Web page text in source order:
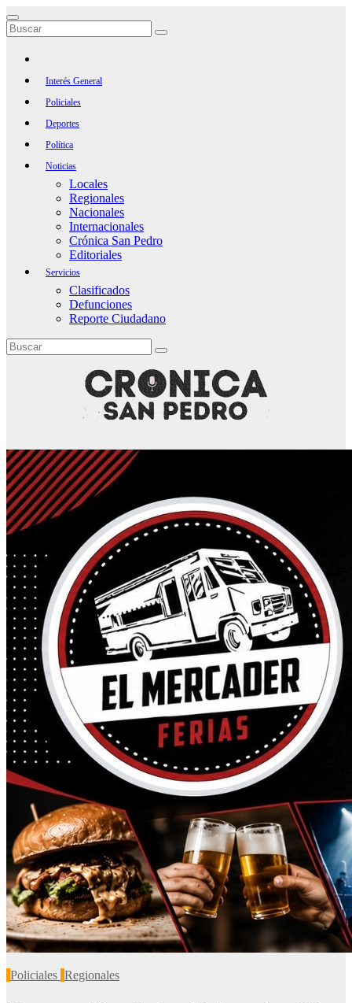
Saltar
al
contenido
Interés General
Policiales
Deportes
Política
Noticias
Locales
Regionales
Nacionales
Internacionales
Crónica San Pedro
Editoriales
Servicios
Clasificados
Defunciones
Reporte Ciudadano
Policiales Regionales